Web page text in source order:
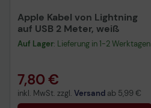
Apple Kabel von Lightning
auf USB 2 Meter, weiß
Auf Lager: Lieferung in 1-2 Werktagen
7,80 €
inkl. MwSt. zzgl. Versand ab 5,99 €